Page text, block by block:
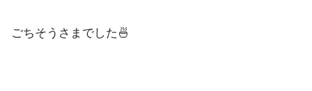
ごちそうさまでした🍜